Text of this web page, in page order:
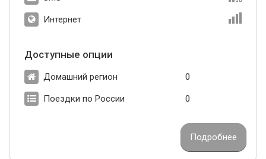
Интернет
Доступные опции
Домашний регион 0
Поездки по России 0
Подробнее